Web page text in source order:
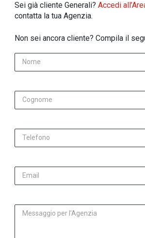
Sei già cliente Generali? Accedi
contatta la tua Agenzia.
Non sei ancora cliente? Compila il
Nome
Cognome
Telefono
Email
Messaggio per l’Agenzia